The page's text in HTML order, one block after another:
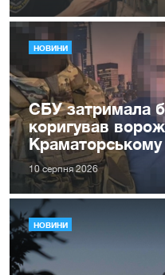
НОВИНИ
СБУ затримала
коригував
10 серпня 2026
НОВИНИ